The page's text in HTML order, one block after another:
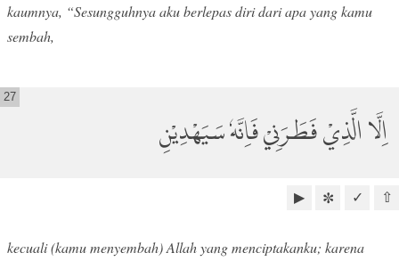
kaumnya, “Sesungguhnya aku berlepas diri dari apa yang kamu
sembah,
اِلَّا الَّذِيْ فَطَرَنِيْ فَاِنَّهٗ سَيَهْدِيْنِ
27
⇧
✓
✼
▶
kecuali (kamu menyembah) Allah yang menciptakanku; karena